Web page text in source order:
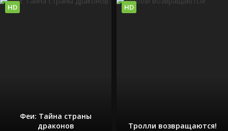
Феи: Тайна страны
драконов
HD
Тролли возвращаются!
HD